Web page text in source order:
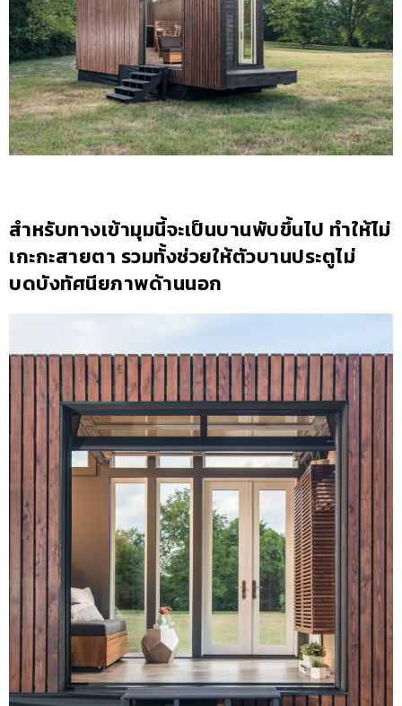
สำหรับทางเข้ามุมนี้จะเป็นบานพับขึ้นไป ทำให้ไม่
เกะกะสายตา รวมทั้งช่วยให้ตัวบานประตูไม่
บดบังทัศนียภาพด้านนอก